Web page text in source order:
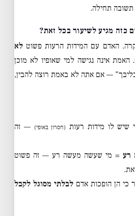
תשובה תחילה.
מגיע לשיעור בכל זאת?
האדם עם המידות הרעות פשוט לא
האמת אינה נגישה למי שאופיו לא מוכן
— אם אתה לא באמת רוצה להבין,
שיש לו מידות רעות (חסרון באופי) — זה
רע = מי שעשה מעשה רע — זה פשוט
כי הן הופכות אדםלבלתי מסוגל לקבל